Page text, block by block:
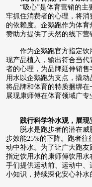
“吸心”是体育营销的
牢抓住消费者的心理，将
的依赖度。企鹅跑作为体育
赞助方提供了天然的线下营
作为企鹅跑官方指定
现产品植入，输出符合当
者的心理，为品牌延伸销
用水以企鹅跑为支点，撬
将品牌和体育的特质捆绑在
展现康师傅在体育领域广专
践行科学补水观，展
脱水是跑步者的潜在
步效能25%的下降。跑者往
动中补水。为了让广大跑
指定饮用水的康师傅饮用
手们提供运动前、运动中
小知识，持续深化安心补水